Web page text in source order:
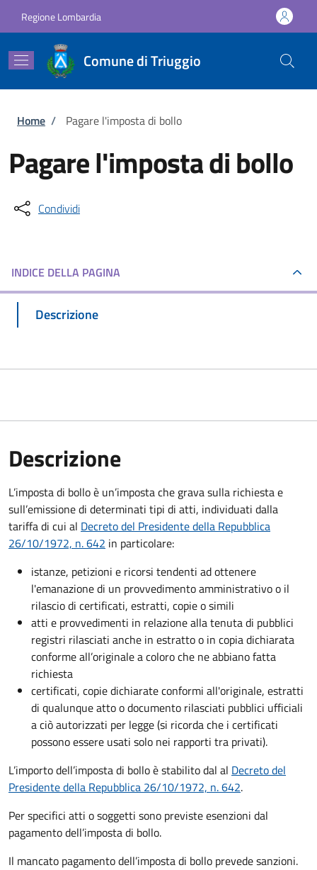
Regione Lombardia
Comune di Triuggio
Briciole di pane
Home / Pagare l'imposta di bollo
Pagare l'imposta di bollo
Condividi
INDICE DELLA PAGINA
Descrizione
Descrizione
L’imposta di bollo è un’imposta che grava sulla richiesta e
sull’emissione di determinati tipi di atti, individuati dalla
tariffa di cui al Decreto del Presidente della Repubblica
26/10/1972, n. 642 in particolare:
istanze, petizioni e ricorsi tendenti ad ottenere
l'emanazione di un provvedimento amministrativo o il
rilascio di certificati, estratti, copie o simili
atti e provvedimenti in relazione alla tenuta di pubblici
registri rilasciati anche in estratto o in copia dichiarata
conforme all’originale a coloro che ne abbiano fatta
richiesta
certificati, copie dichiarate conformi all'originale, estratti
di qualunque atto o documento rilasciati pubblici ufficiali
a ciò autorizzati per legge (si ricorda che i certificati
possono essere usati solo nei rapporti tra privati).
L’importo dell’imposta di bollo è stabilito dal al Decreto del
Presidente della Repubblica 26/10/1972, n. 642.
Per specifici atti o soggetti sono previste esenzioni dal
pagamento dell’imposta di bollo.
Il mancato pagamento dell’imposta di bollo prevede sanzioni.